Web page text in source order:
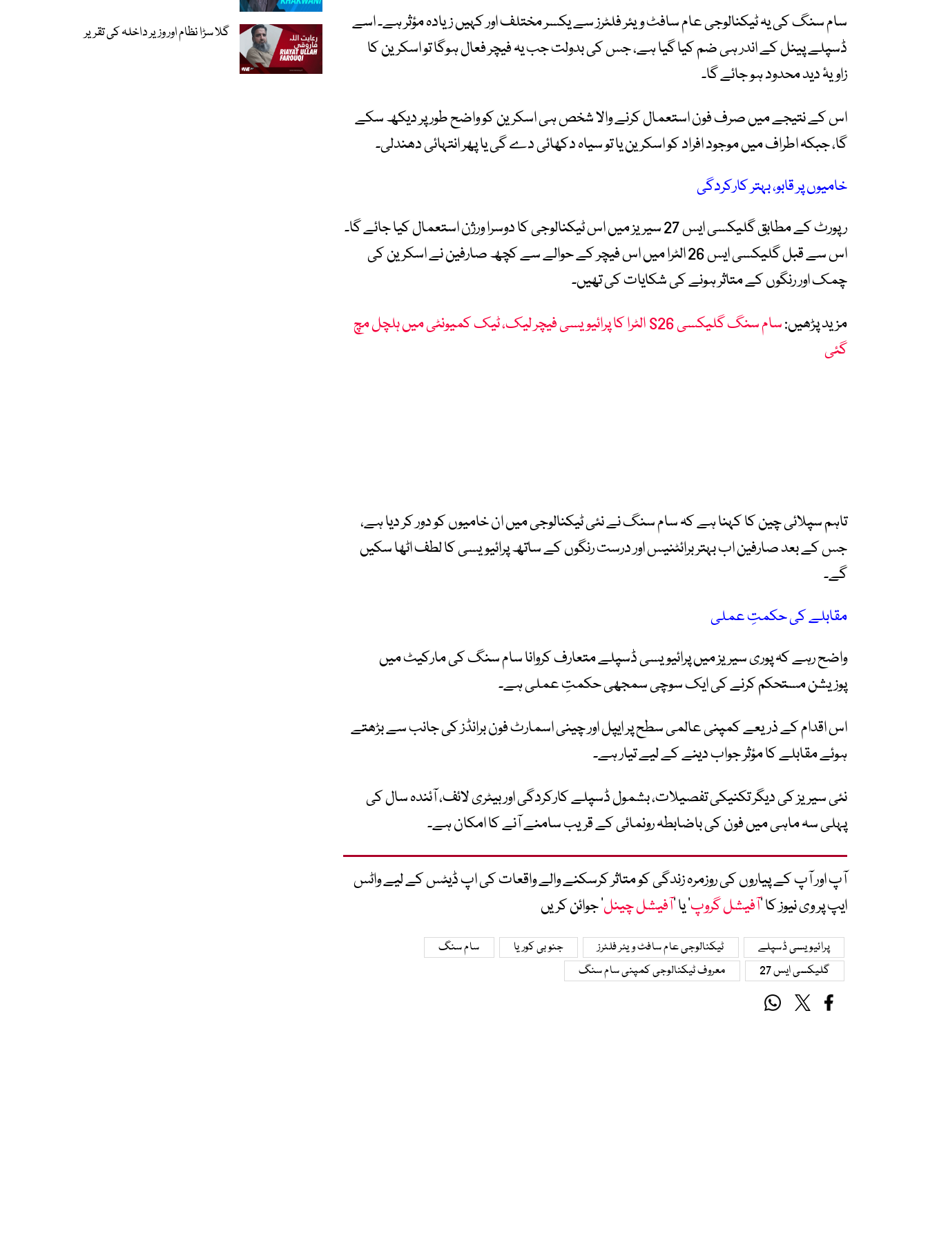
سام سنگ کی یہ ٹیکنالوجی عام سافٹ ویئر فلٹرز سے یکسر مختلف اور کہیں زیادہ مؤثر ہے۔ اسے
ڈسپلے پینل کے اندر ہی ضم کیا گیا ہے، جس کی بدولت جب یہ فیچر فعال ہوگا تو اسکرین کا
زاویۂ دید محدود ہو جائے گا۔
اس کے نتیجے میں صرف فون استعمال کرنے والا شخص ہی اسکرین کو واضح طور پر دیکھ سکے
گا، جبکہ اطراف میں موجود افراد کو اسکرین یا تو سیاہ دکھائی دے گی یا پھر انتہائی دھندلی۔
خامیوں پر قابو، بہتر کارکردگی
رپورٹ کے مطابق گلیکسی ایس 27 سیریز میں اس ٹیکنالوجی کا دوسرا ورژن استعمال کیا جائے گا۔
اس سے قبل گلیکسی ایس 26 الٹرا میں اس فیچر کے حوالے سے کچھ صارفین نے اسکرین کی
چمک اور رنگوں کے متاثر ہونے کی شکایات کی تھیں۔
مزید پڑھیں:
سام سنگ گلیکسی S26 الٹرا کا پرائیویسی فیچر لیک، ٹیک کمیونٹی میں ہلچل مچ
گئی
تاہم سپلائی چین کا کہنا ہے کہ سام سنگ نے نئی ٹیکنالوجی میں ان خامیوں کو دور کر دیا ہے،
جس کے بعد صارفین اب بہتر برائٹنیس اور درست رنگوں کے ساتھ پرائیویسی کا لطف اٹھا سکیں
گے۔
مقابلے کی حکمتِ عملی
واضح رہے کہ پوری سیریز میں پرائیویسی ڈسپلے متعارف کروانا سام سنگ کی مارکیٹ میں
پوزیشن مستحکم کرنے کی ایک سوچی سمجھی حکمتِ عملی ہے۔
اس اقدام کے ذریعے کمپنی عالمی سطح پر ایپل اور چینی اسمارٹ فون برانڈز کی جانب سے بڑھتے
ہوئے مقابلے کا مؤثر جواب دینے کے لیے تیار ہے۔
نئی سیریز کی دیگر تکنیکی تفصیلات، بشمول ڈسپلے کارکردگی اور بیٹری لائف، آئندہ سال کی
پہلی سہ ماہی میں فون کی باضابطہ رونمائی کے قریب سامنے آنے کا امکان ہے۔
آپ اور آپ کے پیاروں کی روزمرہ زندگی کو متاثر کرسکنے والے واقعات کی اپ ڈیٹس کے لیے واٹس
ایپ پر وی نیوز کا ’آفیشل گروپ‘ یا ’آفیشل چینل‘ جوائن کریں
پرائیویسی ڈسپلے ٹیکنالوجی عام سافٹ ویئر فلٹرز جنوبی کوریا
سام سنگ
گلیکسی ایس 27
معروف ٹیکنالوجی کمپنی سام سنگ
گلا سڑا نظام اور وزیر داخلہ کی تقریر